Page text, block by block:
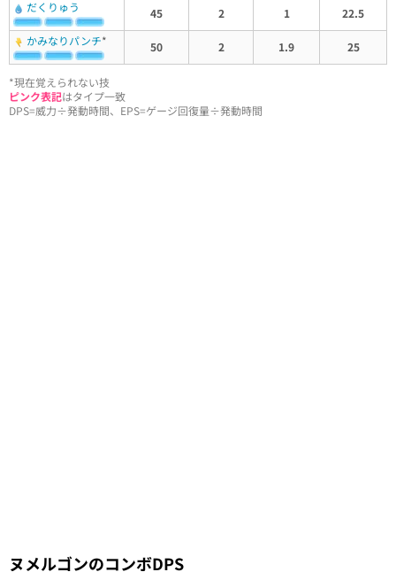
だくりゅう 45 2 1
22.5
かみなりパンチ* 50 2 1.9 25
*現在覚えられない技
ピンク表記はタイプ一致
DPS=威力÷発動時間、EPS=ゲージ回復量÷発動時間
ヌメルゴンのコンボDPS